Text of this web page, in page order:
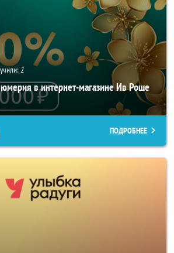
2
в интернет-магазине Ив Роше
ПОДРОБНЕЕ